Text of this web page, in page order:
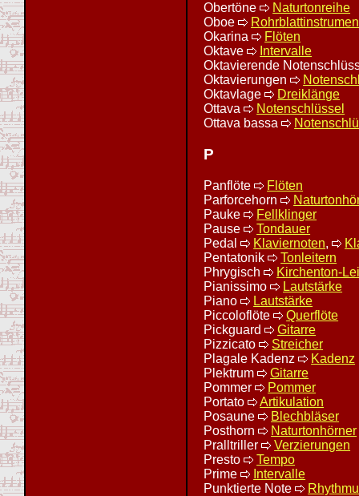
Obertöne
Naturtonreihe
Oboe
Okarina
Flöten
Oktave
Intervalle
Oktavierende
Oktavierungen
Oktavlage
Dreiklänge
Ottava
Notenschlüssel
Ottava bassa
P
Panflöte
Flöten
Parforcehorn
Pauke
Fellklinger
Pause
Tondauer
Pedal
Klaviernoten,
Pentatonik
Tonleitern
Phrygisch
Kirchenton-
Pianissimo
Lautstärke
Piano
Lautstärke
Piccoloflöte
Querflöte
Pickguard
Gitarre
Pizzicato
Streicher
Plagale Kadenz
Kadenz
Plektrum
Gitarre
Pommer
Pommer
Portato
Artikulation
Posaune
Blechbläser
Posthorn
Naturtonhörner
Pralltriller
Verzierungen
Presto
Tempo
Prime
Intervalle
Punktierte Note